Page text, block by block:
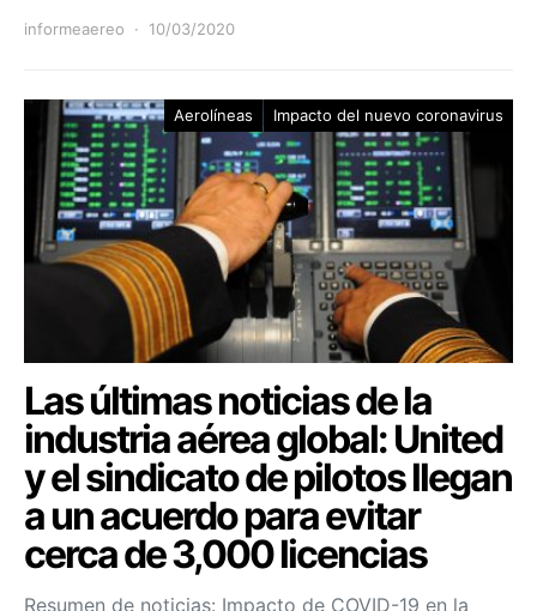
informeaereo 10/03/2020
Aerolíneas Impacto del nuevo coronavirus
Las últimas noticias de la
industria aérea global: United
y el sindicato de pilotos llegan
a un acuerdo para evitar
cerca de 3,000 licencias
Resumen de noticias: Impacto de COVID-19 en la